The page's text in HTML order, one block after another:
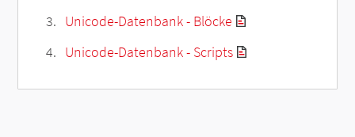
Unicode-Datenbank - Blöcke
Unicode-Datenbank - Scripts